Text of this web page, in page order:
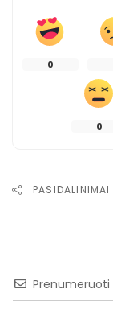
0
0
PASIDALINIMAI
Prenumeruoti